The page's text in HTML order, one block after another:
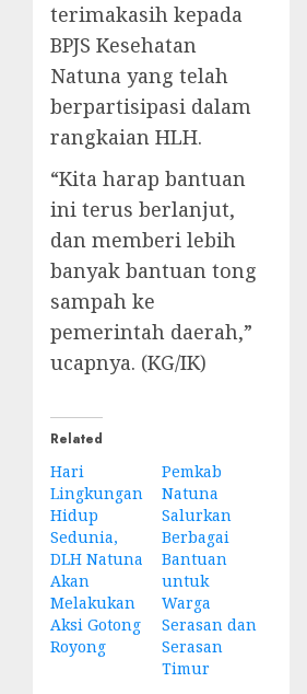
terimakasih kepada
BPJS Kesehatan
Natuna yang telah
berpartisipasi dalam
rangkaian HLH.
“Kita harap bantuan
ini terus berlanjut,
dan memberi lebih
banyak bantuan tong
sampah ke
pemerintah daerah,”
ucapnya. (KG/IK)
Related
Hari
Lingkungan
Hidup
Sedunia,
DLH Natuna
Akan
Melakukan
Aksi Gotong
Royong
Pemkab
Natuna
Salurkan
Berbagai
Bantuan
untuk
Warga
Serasan dan
Serasan
Timur